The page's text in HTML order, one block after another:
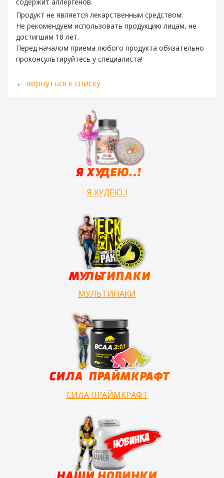
Продукт не является лекарственным средством.
Не рекомендуем использовать продукцию лицам, не
достигшим 18 лет.
Перед началом приема любого продукта обязательно
проконсультируйтесь у специалиста!
← вернуться к списку
Я ХУДЕЮ..!
МУЛЬТИПАКИ
СИЛА ПРАЙМКРАФТ